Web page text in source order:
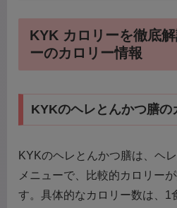
KYK カロリーを徹底
ーのカロリー情報
KYKのヘレとんかつ膳の
KYKのヘレとんかつ膳は、ヘ
メニューで、比較的カロリー
す。具体的なカロリー数は、1